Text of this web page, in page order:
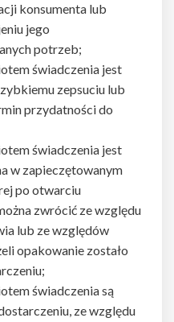
konsumenta lub
jego
potrzeb;
świadczenia jest
zepsuciu lub
przydatności do
świadczenia jest
w zapieczętowanym
po otwarciu
zwrócić ze względu
lub ze względów
opakowanie zostało
świadczenia są
ze względu